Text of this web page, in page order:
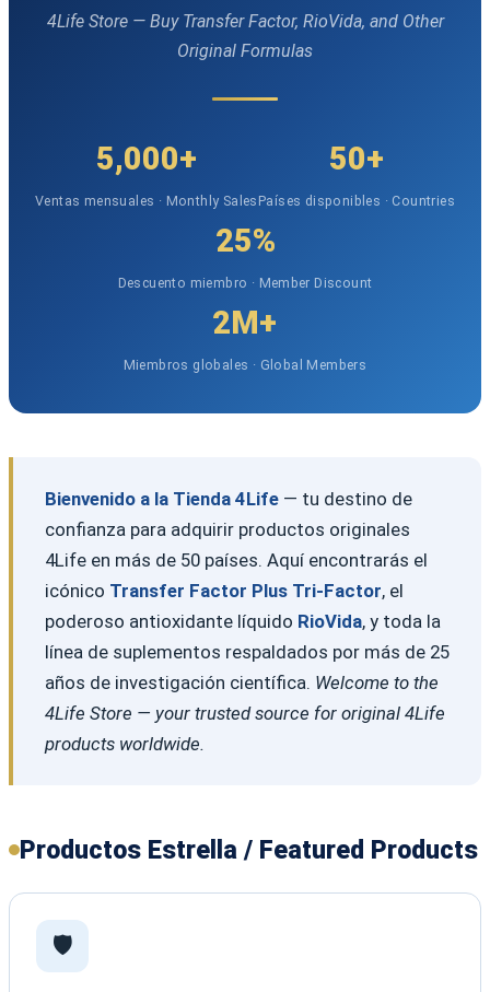
4Life Store — Buy Transfer Factor, RioVida, and Other
Original Formulas
5,000+
Ventas mensuales · Monthly Sales
50+
Países disponibles · Countries
25%
Descuento miembro · Member Discount
2M+
Miembros globales · Global Members
Bienvenido a la Tienda 4Life— tu destino de
confianza para adquirir productos originales
4Life en más de 50 países. Aquí encontrarás el
icónico Transfer Factor Plus Tri-Factor, el
poderoso antioxidante líquido RioVida, y toda la
línea de suplementos respaldados por más de 25
años de investigación científica. Welcome to the
4Life Store — your trusted source for original 4Life
products worldwide.
Productos Estrella / Featured Products
🛡️